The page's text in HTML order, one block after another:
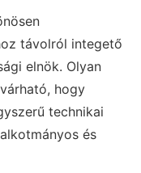
távolról integető
elnök. Olyan
hogy
technikai
és